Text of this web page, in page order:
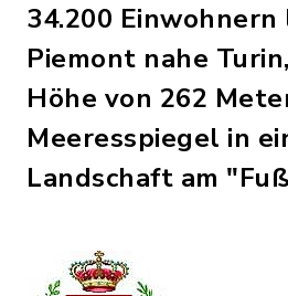
34.200
Piemont nahe
Höhe von 262
Meeresspiegel in
Landschaft am